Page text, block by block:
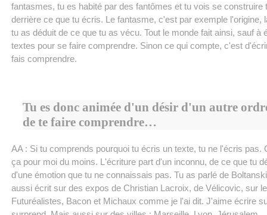
fantasmes, tu es habité par des fantômes et tu vois se construire
derrière ce que tu écris. Le fantasme, c'est par exemple l'origine,
tu as déduit de ce que tu as vécu. Tout le monde fait ainsi, sauf à
textes pour se faire comprendre. Sinon ce qui compte, c'est
fais comprendre.
Tu es donc animée d'un désir d'un autre
de te faire comprendre…
AA : Si tu comprends pourquoi tu écris un texte, tu ne l'écris pas.
ça pour moi du moins. L'écriture part d'un inconnu, de ce que tu
d'une émotion que tu ne connaissais pas. Tu as parlé de
aussi écrit sur des expos de Christian Lacroix, de Vélicovic, sur
Futuréalistes, Bacon et Michaux comme je l'ai dit. J'aime écrire